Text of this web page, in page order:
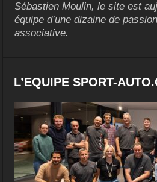
Sébastien Moulin, le site est
équipe d’une dizaine de
associative.
L’EQUIPE SPORT-